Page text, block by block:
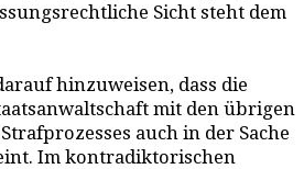
Sicht steht dem
hinzuweisen, dass die
mit den übrigen
auch in der Sache
Im kontradiktorischen